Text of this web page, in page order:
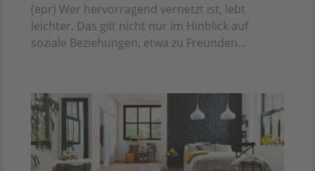
(epr) Wer hervorragend vernetzt ist, lebt
leichter. Das gilt nicht nur im Hinblick auf
soziale Beziehungen, etwa zu Freunden...